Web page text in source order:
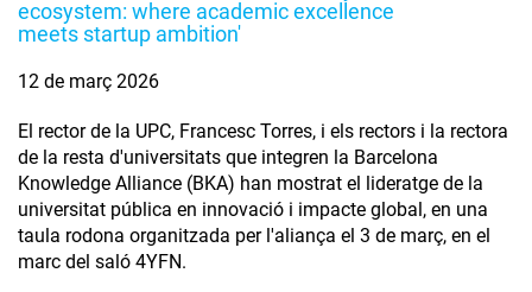
ecosystem: where academic excellence
meets startup ambition'
12 de març 2026
El rector de la UPC, Francesc Torres, i els rectors i la rectora
de la resta d'universitats que integren la Barcelona
Knowledge Alliance (BKA) han mostrat el lideratge de la
universitat pública en innovació i impacte global, en una
taula rodona organitzada per l'aliança el 3 de març, en el
marc del saló 4YFN.